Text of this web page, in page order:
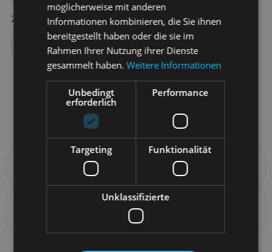
2,60
Weiterlesen
2,70
Weiterlesen
Produktbeschreibung
biologisch abbaubare Hundeschuhe aus Naturkautschuk,
PAWZ sind die weltweit einzigen wiederverwendbaren und
wegwerfbaren wasserdichten Hundeschuhe. Sie werden
aus Naturkautschuk hergestellt und sind zu 100 %
biologisch abbaubar. PAWZ sind so konzipiert, dass sie
Details zur Konformität des Produkts mit den
Vorschriften: Produktverantwortung
möglicherweise mit anderen
Informationen kombinieren, die Sie ihnen
bereitgestellt haben oder die sie im
Rahmen Ihrer Nutzung ihrer Dienste
gesammelt haben.Weitere Informationen
Unbedingt
erforderlich
Performance
Targeting Funktionalität
Unklassifizierte